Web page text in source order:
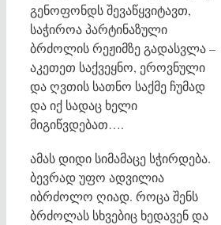
გენოფონდს შევაწყვიტავთ,
საჭიროა პარტინაზული
ბრძოლის რეჟიმზე გადასვლა –
აკეთეთ საქვეყნო, ეროვნული
და ღვთის სათნო საქმე ჩუმად
და იქ სადაც ხელი
მიგიწვდებათ….
ამას დიდი სიმამაცე სჭირდება.
ბევრად უფო ადვილია
იბრძოლო ღიად. როცა შენს
ბრძოლას სხვებიც ხედავენ და